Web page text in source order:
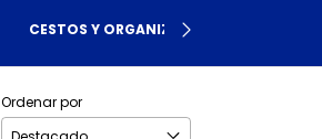
CESTOS Y ORGANIZACIÓN
Ordenar por